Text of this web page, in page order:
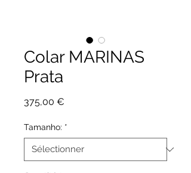
Colar MARINAS
Prata
375,00 €
Tamanho: *